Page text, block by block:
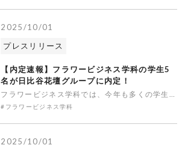
2025/10/01
プレスリリース
【内定速報】フラワービジネス学科の学生5
名が日比谷花壇グループに内定！
フラワービジネス学科では、今年も多くの学生が希望の進路に進んでいます。なかでも、業界最大手の日比谷花壇グループへの内定は大きな成果です。今年は、株式会社日比谷花壇に2名、グループ企業の株式会社ランドフローラに3名、合計5名が内定をいただきました。これは例年以上の快挙であり、「即戦力となる人材育成」を
#フラワービジネス学科
2025/10/01